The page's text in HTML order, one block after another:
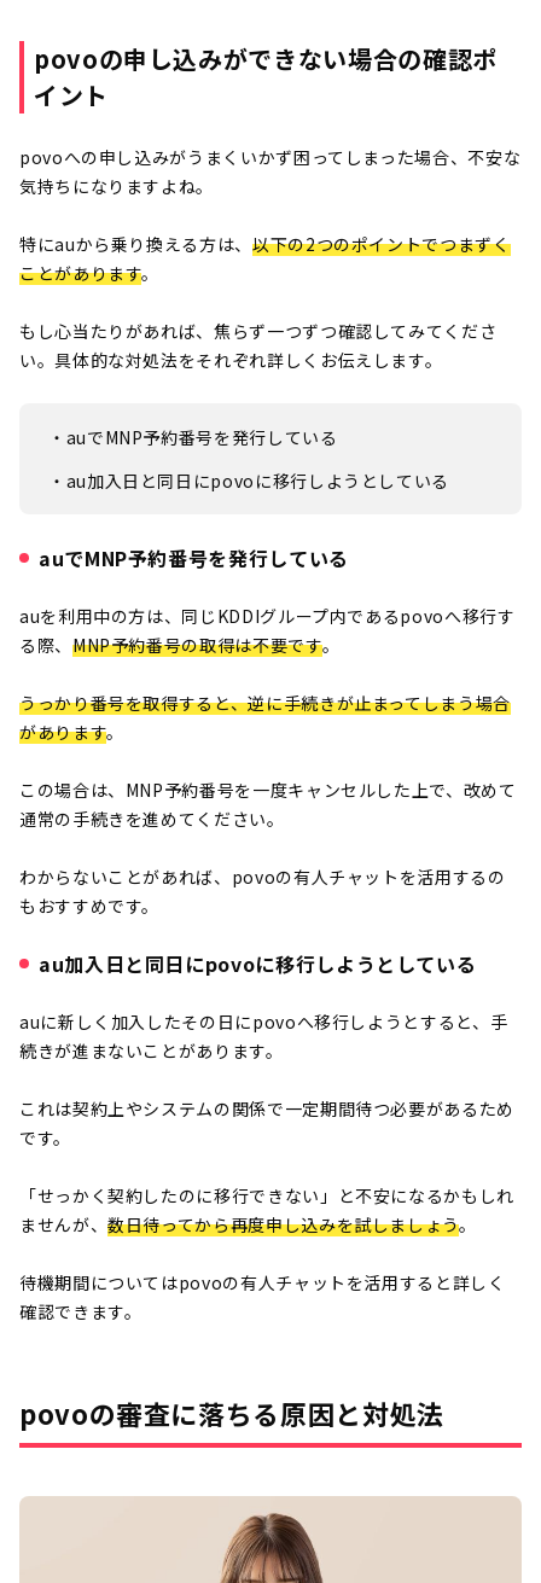
povoの申し込みができない場合の確認ポ
イント
povoへの申し込みがうまくいかず困ってしまった場合、不安な
気持ちになりますよね。
特にauから乗り換える方は、 以下の2つのポイントでつまずく
ことがあります。
もし心当たりがあれば、焦らず一つずつ確認してみてくださ
い。具体的な対処法をそれぞれ詳しくお伝えします。
・auでMNP予約番号を発行している
・au加入日と同日にpovoに移行しようとしている
auでMNP予約番号を発行している
auを利用中の方は、同じKDDIグループ内であるpovoへ移行す
る際、 MNP予約番号の取得は不要です。
うっかり番号を取得すると、逆に手続きが止まってしまう場合
があります。
この場合は、MNP予約番号を一度キャンセルした上で、改めて
通常の手続きを進めてください。
わからないことがあれば、povoの有人チャットを活用するの
もおすすめです。
au加入日と同日にpovoに移行しようとしている
auに新しく加入したその日にpovoへ移行しようとすると、手
続きが進まないことがあります。
これは契約上やシステムの関係で一定期間待つ必要があるため
です。
「せっかく契約したのに移行できない」と不安になるかもしれ
ませんが、数日待ってから再度申し込みを試しましょう。
待機期間についてはpovoの有人チャットを活用すると詳しく
確認できます。
povoの審査に落ちる原因と対処法